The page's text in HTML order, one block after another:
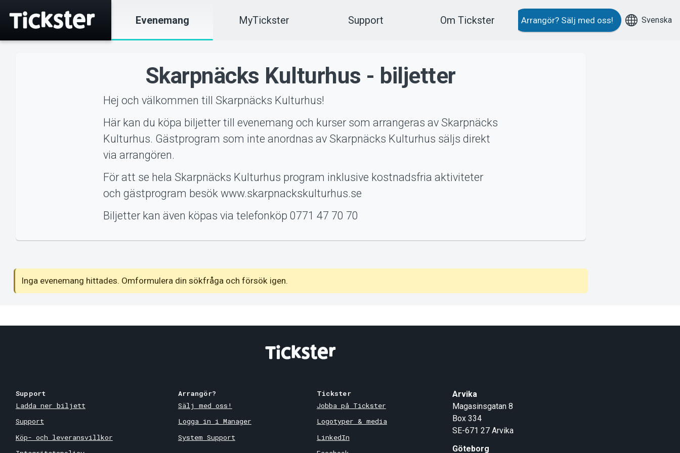
Evenemang MyTickster Support Om Tickster Arrangör? Sälj med oss! Svenska
Skarpnäcks Kulturhus - biljetter
Hej och välkommen till Skarpnäcks Kulturhus!
Här kan du köpa biljetter till evenemang och kurser som arrangeras av Skarpnäcks
Kulturhus. Gästprogram som inte anordnas av Skarpnäcks Kulturhus säljs direkt
via arrangören.
För att se hela Skarpnäcks Kulturhus program inklusive kostnadsfria aktiviteter
och gästprogram besök www.skarpnackskulturhus.se
Biljetter kan även köpas via telefonköp 0771 47 70 70
Inga evenemang hittades. Omformulera din sökfråga och försök igen.
Support
Ladda ner biljett
Support
Köp- och leveransvillkor
Arrangör?
Sälj med oss!
Logga in i Manager
System Support
Tickster
Jobba på Tickster
Logotyper & media
LinkedIn
Arvika
Magasinsgatan 8
Box 334
SE-671 27 Arvika
Göteborg